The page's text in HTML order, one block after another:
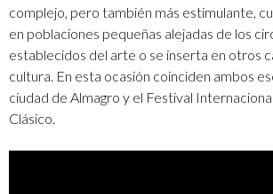
complejo, pero también más estimulante,
en poblaciones pequeñas alejadas de los
establecidos del arte o se inserta en otros
cultura. En esta ocasión coinciden ambos
ciudad de Almagro y el Festival
Clásico.